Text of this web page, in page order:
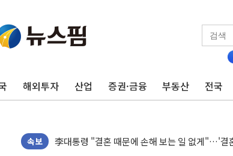
해외투자 산업 증권·금융 부동산 전국
속보
이번주 국내 주요 금융일정(8.10~8.14)
美, 이란전 출구전략 만지작…공습 한계·탄약
폐기물 수거하다 참변…60대 환경미화원 수거
여수 오동도 인근 해상서 모터보트 전복…1명 사